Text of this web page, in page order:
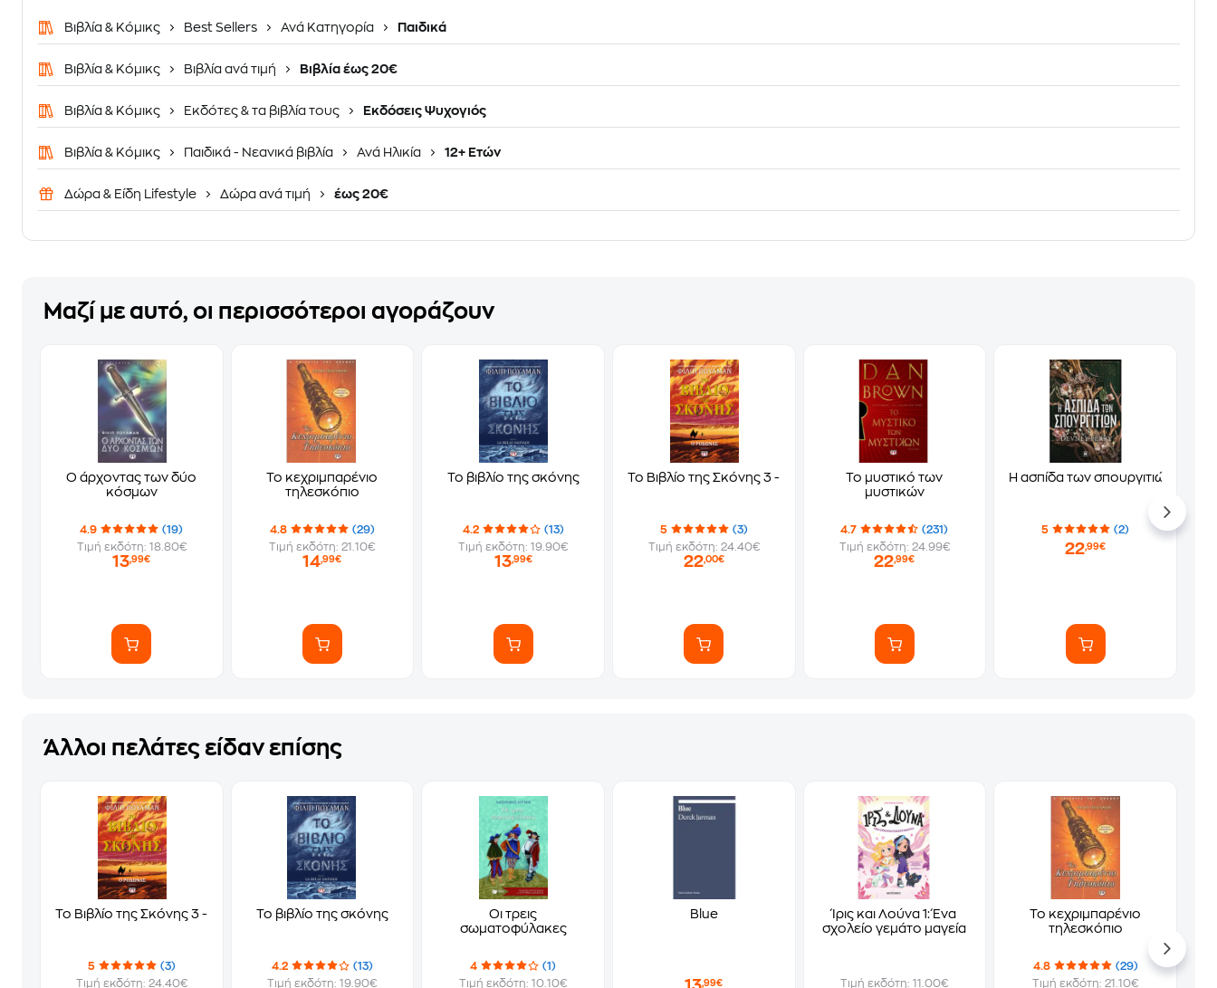
Βιβλία & Κόμικς Best Sellers Ανά Κατηγορία Παιδικά
Βιβλία & Κόμικς Βιβλία ανά τιμή Βιβλία έως 20€
Βιβλία & Κόμικς Εκδότες & τα βιβλία τους Εκδόσεις Ψυχογιός
Βιβλία & Κόμικς Παιδικά - Νεανικά βιβλία Ανά Ηλικία 12+ Ετών
Δώρα & Είδη Lifestyle Δώρα ανά τιμή έως 20€
Μαζί με αυτό, οι περισσότεροι αγοράζουν
Ο άρχοντας των δύο
κόσμων
4.9
(19)
Τιμή εκδότη: 18.80€
13,99€
Το κεχριμπαρένιο
τηλεσκόπιο
4.8
(29)
Τιμή εκδότη: 21.10€
14,99€
Το βιβλίο της σκόνης
4.2
(13)
Τιμή εκδότη: 19.90€
13,99€
Το Βιβλίο της Σκόνης 3 - Ο Ροδώνας
5
(3)
Τιμή εκδότη: 24.40€
22,00€
Το μυστικό των
μυστικών
4.7
(231)
Τιμή εκδότη: 24.99€
22,99€
Η ασπίδα των σπουργιτιών
5 (2)
22,99€
Άλλοι πελάτες είδαν επίσης
Το Βιβλίο της Σκόνης 3 - Ο Ροδώνας
5
(3)
Τιμή εκδότη: 24.40€
Το βιβλίο της σκόνης
4.2
(13)
Τιμή εκδότη: 19.90€
Οι τρεις
σωματοφύλακες
4
(1)
Τιμή εκδότη: 10.10€
Blue
,99€
Ίρις και Λούνα 1: Ένα
σχολείο γεμάτο μαγεία
Τιμή εκδότη: 11.00€
Το κεχριμπαρένιο
τηλεσκόπιο
4.8
(29)
Τιμή εκδότη: 21.10€